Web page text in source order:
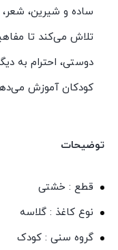
ساده و شیرین، شعر،
تلاش می‌کند تا
دوستی، احترام به
کودکان آموزش
توضیحات
قطع : خشتی
نوع کاغذ : گلاسه
گروه سنی : کودک